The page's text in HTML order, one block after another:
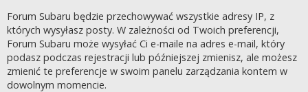
Forum Subaru będzie przechowywać wszystkie adresy IP, z
których wysyłasz posty. W zależności od Twoich preferencji,
Forum Subaru może wysyłać Ci e-maile na adres e-mail, który
podasz podczas rejestracji lub późniejszej zmienisz, ale możesz
zmienić te preferencje w swoim panelu zarządzania kontem w
dowolnym momencie.